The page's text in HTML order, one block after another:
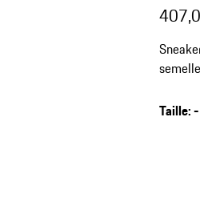
Taille:-